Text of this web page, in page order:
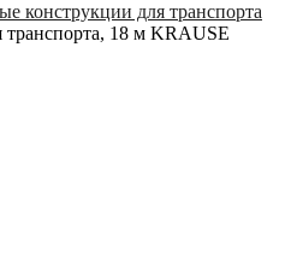
конструкции для транспорта
18 м KRAUSE